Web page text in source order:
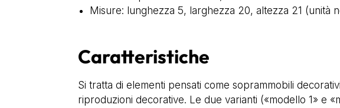
Misure: lunghezza 5, larghezza 20, altezza 21 (unità
Caratteristiche
Si tratta di elementi pensati come soprammobili
riproduzioni decorative. Le due varianti («modello 1» e